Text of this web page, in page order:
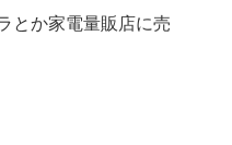
とか家電量販店に売